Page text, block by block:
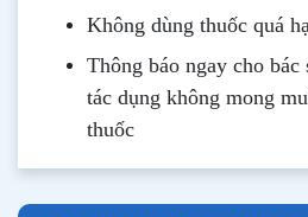
Không dùng thuốc quá
Thông báo ngay cho bác
tác dụng không mong
thuốc